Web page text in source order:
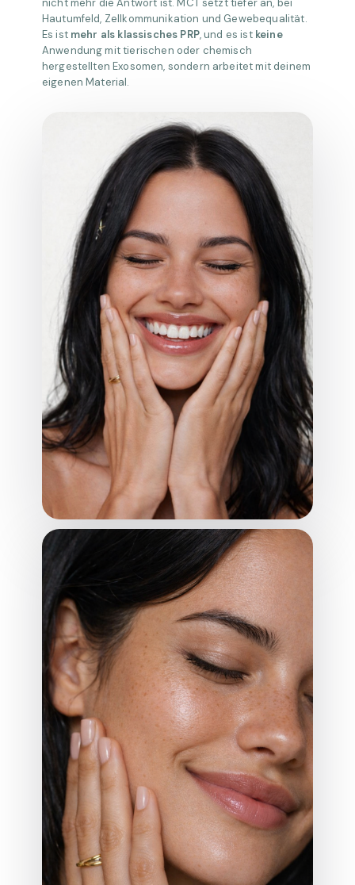
nicht mehr die Antwort ist. MCT setzt tiefer an, bei
Hautumfeld, Zellkommunikation und Gewebequalität.
Es ist mehr als klassisches PRP, und es ist keine
Anwendung mit tierischen oder chemisch
hergestellten Exosomen, sondern arbeitet mit deinem
eigenen Material.